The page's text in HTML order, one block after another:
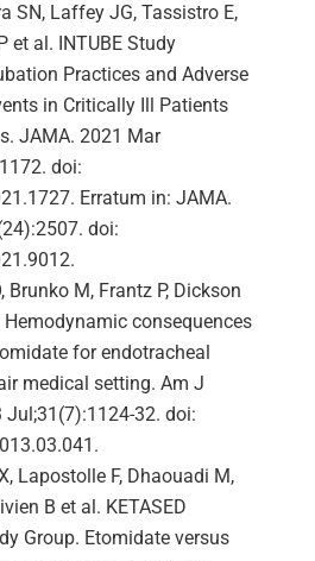
SN, Laffey JG, Tassistro E,
et al. INTUBE Study
Practices and Adverse
in Critically Ill Patients
JAMA. 2021 Mar
doi:
Erratum in: JAMA.
doi:
Brunko M, Frantz P, Dickson
Hemodynamic consequences
for endotracheal
medical setting. Am J
Jul;31(7):1124-32. doi:
Lapostolle F, Dhaouadi M,
B et al. KETASED
Group. Etomidate versus